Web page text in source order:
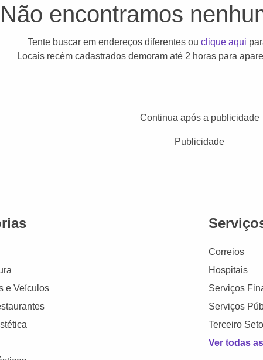
Não encontramos
Tente buscar em endereços diferentes ouclique aqui
Locais recém cadastrados demoram até 2 horas para
Continua após a publicidade
Publicidade
e Veículos
Correios
Hospitais
Serviços
Serviços
Terceiro
Ver todas